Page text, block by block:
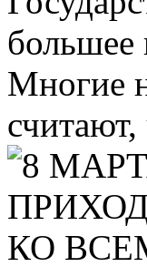
большее
Многие